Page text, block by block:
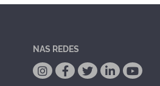
NAS REDES